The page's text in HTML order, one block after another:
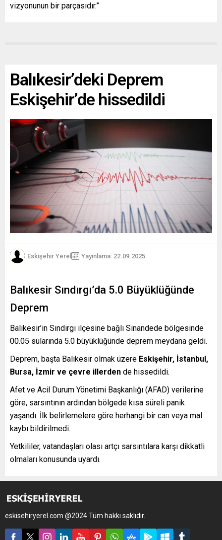
vizyonunun bir parçasıdır.”
Balıkesir’deki Deprem
Eskişehir’de hissedildi
Eskişehir Yerel Yayınlama: 22.09.2025
Balıkesir Sındırgı’da 5.0 Büyüklüğünde
Deprem
Balıkesir’in Sındırgı ilçesine bağlı Sinandede bölgesinde
00.05 sularında 5.0 büyüklüğünde deprem meydana geldi.
Deprem, başta Balıkesir olmak üzere Eskişehir, İstanbul,
Bursa, İzmir ve çevre illerden de hissedildi.
Afet ve Acil Durum Yönetimi Başkanlığı (AFAD) verilerine
göre, sarsıntının ardından bölgede kısa süreli panik
yaşandı. İlk belirlemelere göre herhangi bir can veya mal
kaybı bildirilmedi.
Yetkililer, vatandaşları olası artçı sarsıntılara karşı dikkatli
olmaları konusunda uyardı.
eskisehiryerel.com @2024 Tüm hakkı saklıdır.